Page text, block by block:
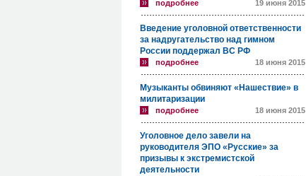
подробнее 19 июня 2015
Введение уголовной ответственности
за надругательство над гимном
России поддержал ВС РФ
подробнее 18 июня 2015
Музыканты обвиняют «Нашествие» в
милитаризации
подробнее 18 июня 2015
Уголовное дело завели на
руководителя ЭПО «Русские» за
призывы к экстремистской
деятельности